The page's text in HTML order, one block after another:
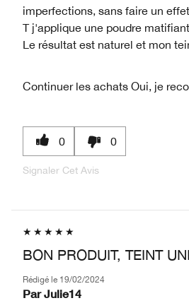
imperfections, sans faire un
T j'applique une poudre
Le résultat est naturel et mon
Continuer les achats Oui, je
0 0
Signaler Cet Avis
BON PRODUIT, TEINT
Rédigé le 19/02/2024
Par Julie14